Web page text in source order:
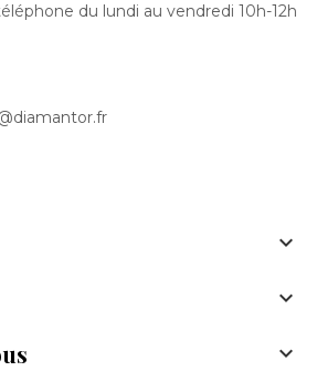
du lundi au vendredi 10h-12h


